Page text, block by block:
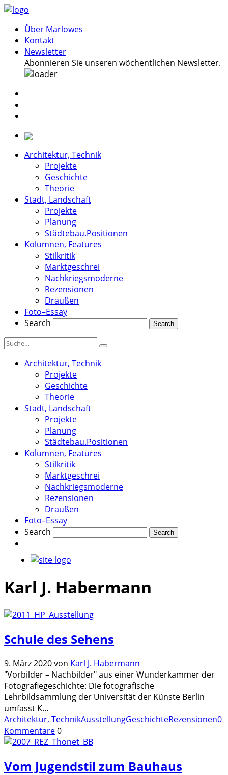
Über Marlowes
Kontakt
Newsletter
Abonnieren Sie unseren wöchentlichen Newsletter.
Architektur, Technik
Projekte
Geschichte
Theorie
Stadt, Landschaft
Projekte
Planung
Städtebau.Positionen
Kolumnen, Features
Stilkritik
Marktgeschrei
Nachkriegsmoderne
Rezensionen
Draußen
Foto–Essay
Search
Architektur, Technik
Projekte
Geschichte
Theorie
Stadt, Landschaft
Projekte
Planung
Städtebau.Positionen
Kolumnen, Features
Stilkritik
Marktgeschrei
Nachkriegsmoderne
Rezensionen
Draußen
Foto–Essay
Search
Karl J. Habermann
Schule des Sehens
9. März 2020von Karl J. Habermann
"Vorbilder – Nachbilder" aus einer Wunderkammer der
Fotografiegeschichte: Die fotografische
Lehrbildsammlung der Universität der Künste Berlin
umfasst K...
Architektur, TechnikAusstellungGeschichteRezensionen0
Kommentare0
Vom Jugendstil zum Bauhaus